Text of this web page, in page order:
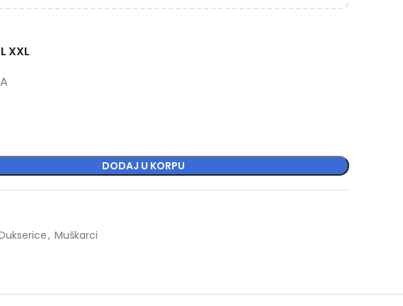
DUKSERICE MAJICE
TRENERKE
XXL
DODAJ U KORPU
, Muškarci